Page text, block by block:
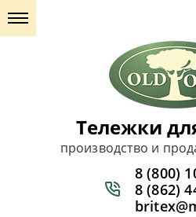
Тележки
производство и
8 (800)
8 (862)